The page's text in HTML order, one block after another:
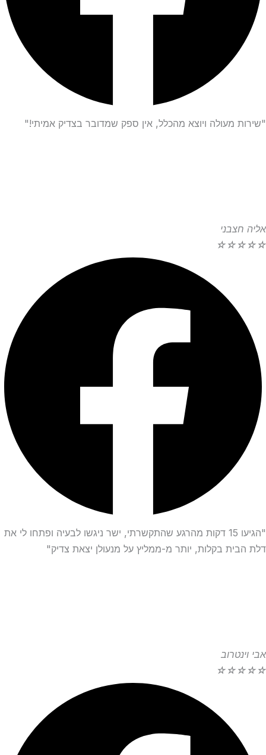
"שירות מעולה ויוצא מהכלל, אין ספק שמדובר בצדיק אמיתי!"
אליה חצבני
☆
☆
☆
☆
☆
"הגיעו 15 דקות מהרגע שהתקשרתי, ישר ניגשו לבעיה ופתחו לי את
דלת הבית בקלות, יותר מ-ממליץ על מנעולן יצאת צדיק"
אבי וינטרוב
☆
☆
☆
☆
☆